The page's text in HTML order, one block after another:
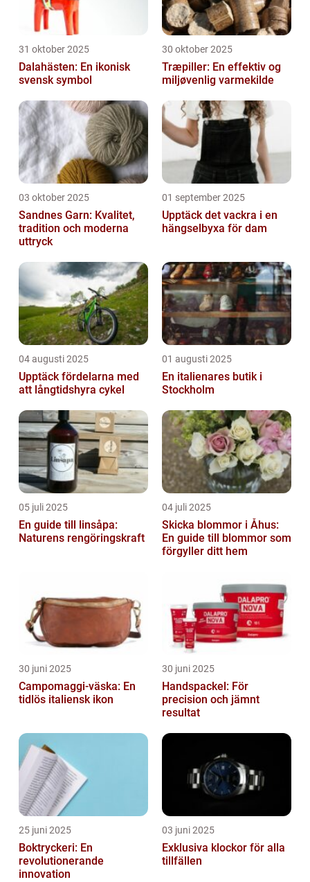
31 oktober 2025
Dalahästen: En ikonisk
svensk symbol
30 oktober 2025
Træpiller: En effektiv og
miljøvenlig varmekilde
03 oktober 2025
Sandnes Garn: Kvalitet,
tradition och moderna
uttryck
01 september 2025
Upptäck det vackra i en
hängselbyxa för dam
04 augusti 2025
Upptäck fördelarna med
att långtidshyra cykel
01 augusti 2025
En italienares butik i
Stockholm
05 juli 2025
En guide till linsåpa:
Naturens rengöringskraft
04 juli 2025
Skicka blommor i Åhus:
En guide till blommor som
förgyller ditt hem
30 juni 2025
Campomaggi-väska: En
tidlös italiensk ikon
30 juni 2025
Handspackel: För
precision och jämnt
resultat
25 juni 2025
Boktryckeri: En
revolutionerande
innovation
03 juni 2025
Exklusiva klockor för alla
tillfällen